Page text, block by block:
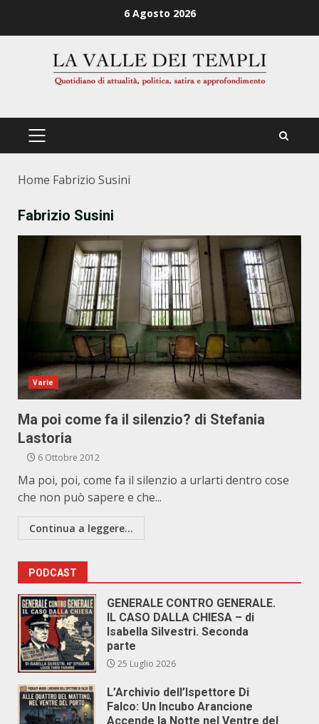
6 Agosto 2026
PRIMÄRES
Home Fabrizio Susini
Fabrizio Susini
Varie
Ma poi come fa il silenzio? di Stefania
Lastoria
6 Ottobre 2012
Ma poi, poi, come fa il silenzio a urlarti dentro cose
che non può sapere e che...
Continua a leggere...
PODCAST
GENERALE CONTRO GENERALE.
IL CASO DALLA CHIESA – di
Isabella Silvestri. Seconda
parte
25 Luglio 2026
L’Archivio dell’Ispettore Di
Falco: Un Incubo Arancione
Accende la Notte nel Ventre del